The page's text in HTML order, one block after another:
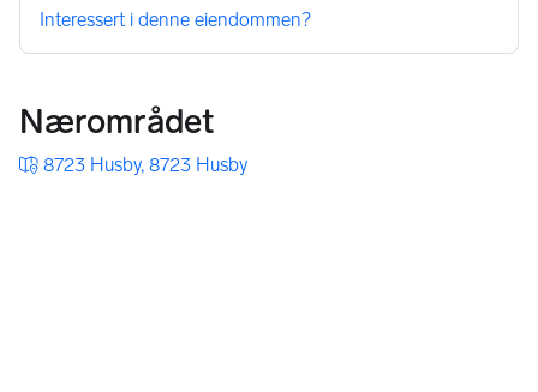
Interessert i denne eiendommen?
Nærområdet
8723 Husby, 8723 Husby